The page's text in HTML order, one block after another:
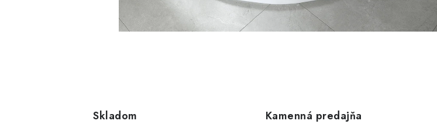
Skladom Kamenná predajňa